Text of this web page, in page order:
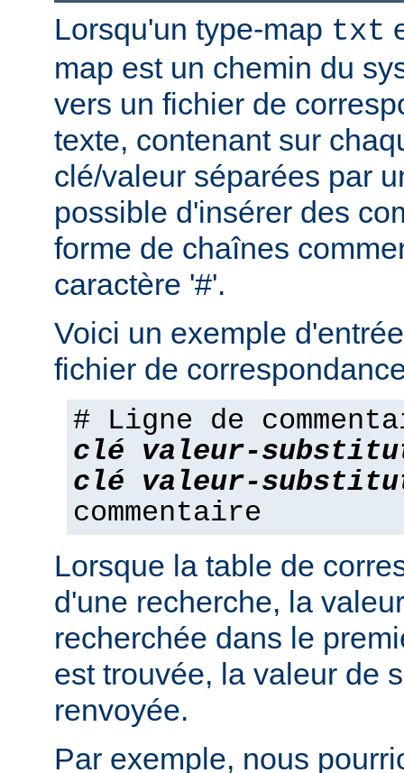
Lorsqu'un type-map txt
map est un chemin du
vers un fichier de
texte, contenant sur
clé/valeur séparées par
possible d'insérer des
forme de chaînes
caractère '#'.
Voici un exemple
fichier de
# Ligne de
clé
valeur-
clé
valeur-
commentaire
Lorsque la table de
d'une recherche, la
recherchée dans le
est trouvée, la valeur de
renvoyée.
Par exemple, nous